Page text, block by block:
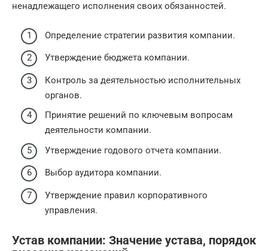
ненадлежащего исполнения своих обязанностей.
Определение стратегии развития компании.
Утверждение бюджета компании.
Контроль за деятельностью исполнительных
органов.
Принятие решений по ключевым вопросам
деятельности компании.
Утверждение годового отчета компании.
Выбор аудитора компании.
Утверждение правил корпоративного
управления.
Устав компании: Значение устава, порядок